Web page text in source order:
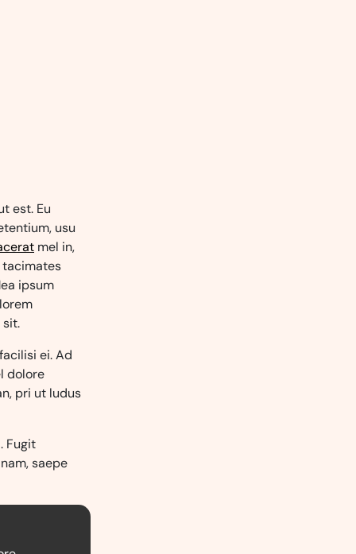
est. Eu
usu
mel in,
tacimates
ipsum
ei. Ad
dolore
pri ut ludus
Fugit
saepe